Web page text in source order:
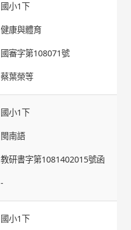
國小1下
健康與體育
國審字第108071號
蔡葉榮等
國小1下
閩南語
教研書字第1081402015號函
-
國小1下